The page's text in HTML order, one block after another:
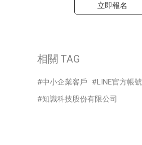
立即報名
相關 TAG
中小企業客戶 LINE官方帳號
知識科技股份有限公司